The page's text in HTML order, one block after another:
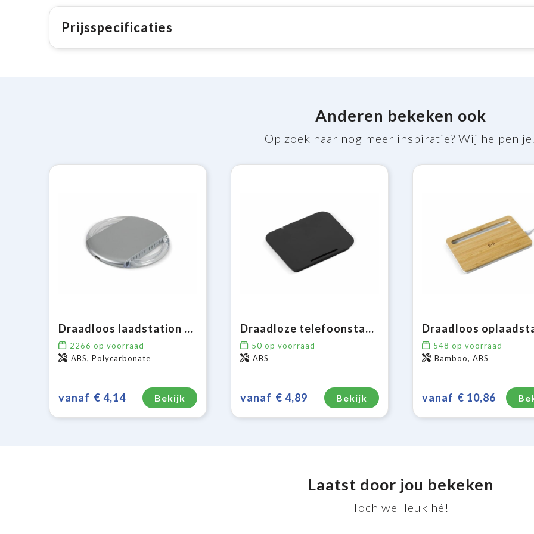
Prijsspecificaties
Anderen bekeken ook
Op zoek naar nog meer inspiratie? Wij helpen
Draadloos laadstation 5W
2266 op voorraad
ABS, Polycarbonate
vanaf € 4,14 Bekijk
Draadloze telefoonstandaard 5W
50 op voorraad
ABS
vanaf € 4,89 Bekijk
548 op voorraad
Bamboo, ABS
vanaf € 10,86
Laatst door jou bekeken
Toch wel leuk hé!